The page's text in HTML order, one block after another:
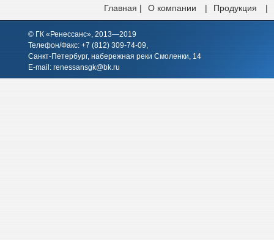
Главная | О компании | Продукция |
© ГК «Ренессанс», 2013—2019
Телефон/Факс: +7 (812) 309-74-09,
Санкт-Петербург, набережная реки Смоленки, 14
E-mail: renessansgk@bk.ru